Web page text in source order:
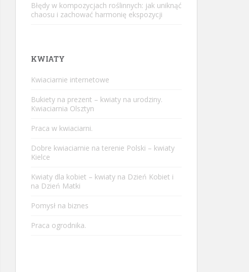
Błędy w kompozycjach roślinnych: jak uniknąć
chaosu i zachować harmonię ekspozycji
KWIATY
Kwiaciarnie internetowe
Bukiety na prezent – kwiaty na urodziny.
Kwiaciarnia Olsztyn
Praca w kwiaciarni.
Dobre kwiaciarnie na terenie Polski – kwiaty
Kielce
Kwiaty dla kobiet – kwiaty na Dzień Kobiet i
na Dzień Matki
Pomysł na biznes
Praca ogrodnika.